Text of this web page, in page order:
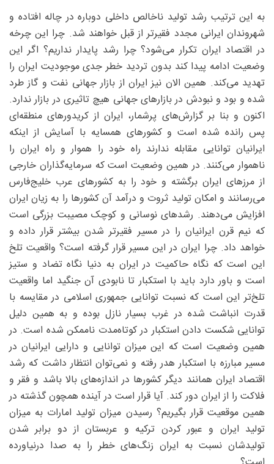
به این ترتیب رشد تولید ناخالص داخلی دوباره در چاله افتاده و
شهروندان ایرانی مجدد فقیرتر از قبل خواهند شد. چرا این چرخه
در اقتصاد ایران تکرار می‌شود؟ چرا رشد پایدار نداریم؟ اگر این
وضعیت ادامه پیدا کند بدون تردید خطر جدی موجودیت ایران را
تهدید می‌کند. همین الان نیز ایران از بازار جهانی نفت و گاز طرد
شده و بود و نبودش در بازارهای جهانی هیچ تاثیری در بازار ندارد.
اکنون و بنا بر گزارش‌های پرشمار، ایران از کریدورهای منطقه‌ای
پس رانده شده است و کشورهای همسایه با آسایش از اینکه
ایرانیان توانایی مقابله ندارند راه خود را هموار و راه ایران را
ناهموار می‌کنند. در همین وضعیت است که سرمایه‌گذاران خارجی
از مرزهای ایران برگشته و خود را به کشورهای عرب خلیج‌فارس
می‌رسانند و امکان تولید ثروت و درآمد آن کشورها را به زیان ایران
افزایش می‌دهند. رشد‌های نوسانی و کوچک مصیبت بزرگی است
که نیم قرن ایرانیان را در مسیر فقیرتر شدن بیشتر قرار داده و
خواهد داد. چرا ایران در این مسیر قرار گرفته است؟ واقعیت تلخ
این است که نگاه حاکمیت در ایران به دنیا نگاه تضاد و ستیز
است و باور دارد باید با استکبار تا نابودی آن جنگید اما واقعیت
تلخ‌تر این است که نسبت توانایی جمهوری اسلامی در مقایسه با
قدرت انباشت شده در غرب بسیار نازل بوده و به همین دلیل
توانایی شکست دادن استکبار در کوتاه‌مدت ناممکن شده است. در
همین وضعیت است که این میزان توانایی و دارایی ایرانیان در
مسیر مبارزه با استکبار هدر رفته و نمی‌توان انتظار داشت که رشد
اقتصاد ایران همانند دیگر کشورها در اندازه‌های بالا باشد و فقر و
فلاکت را از ایران دور کند. آیا قرار است در آینده همچون گذشته در
همین موقعیت قرار بگیریم؟ رسیدن میزان تولید امارات به میزان
تولید ایران و عبور کردن ترکیه و عربستان از دو برابر شدن
تولیدشان نسبت به ایران زنگ‌های خطر را به صدا درنیاورده